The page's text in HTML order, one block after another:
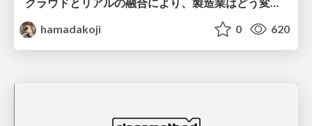
hamadakoji
0 620